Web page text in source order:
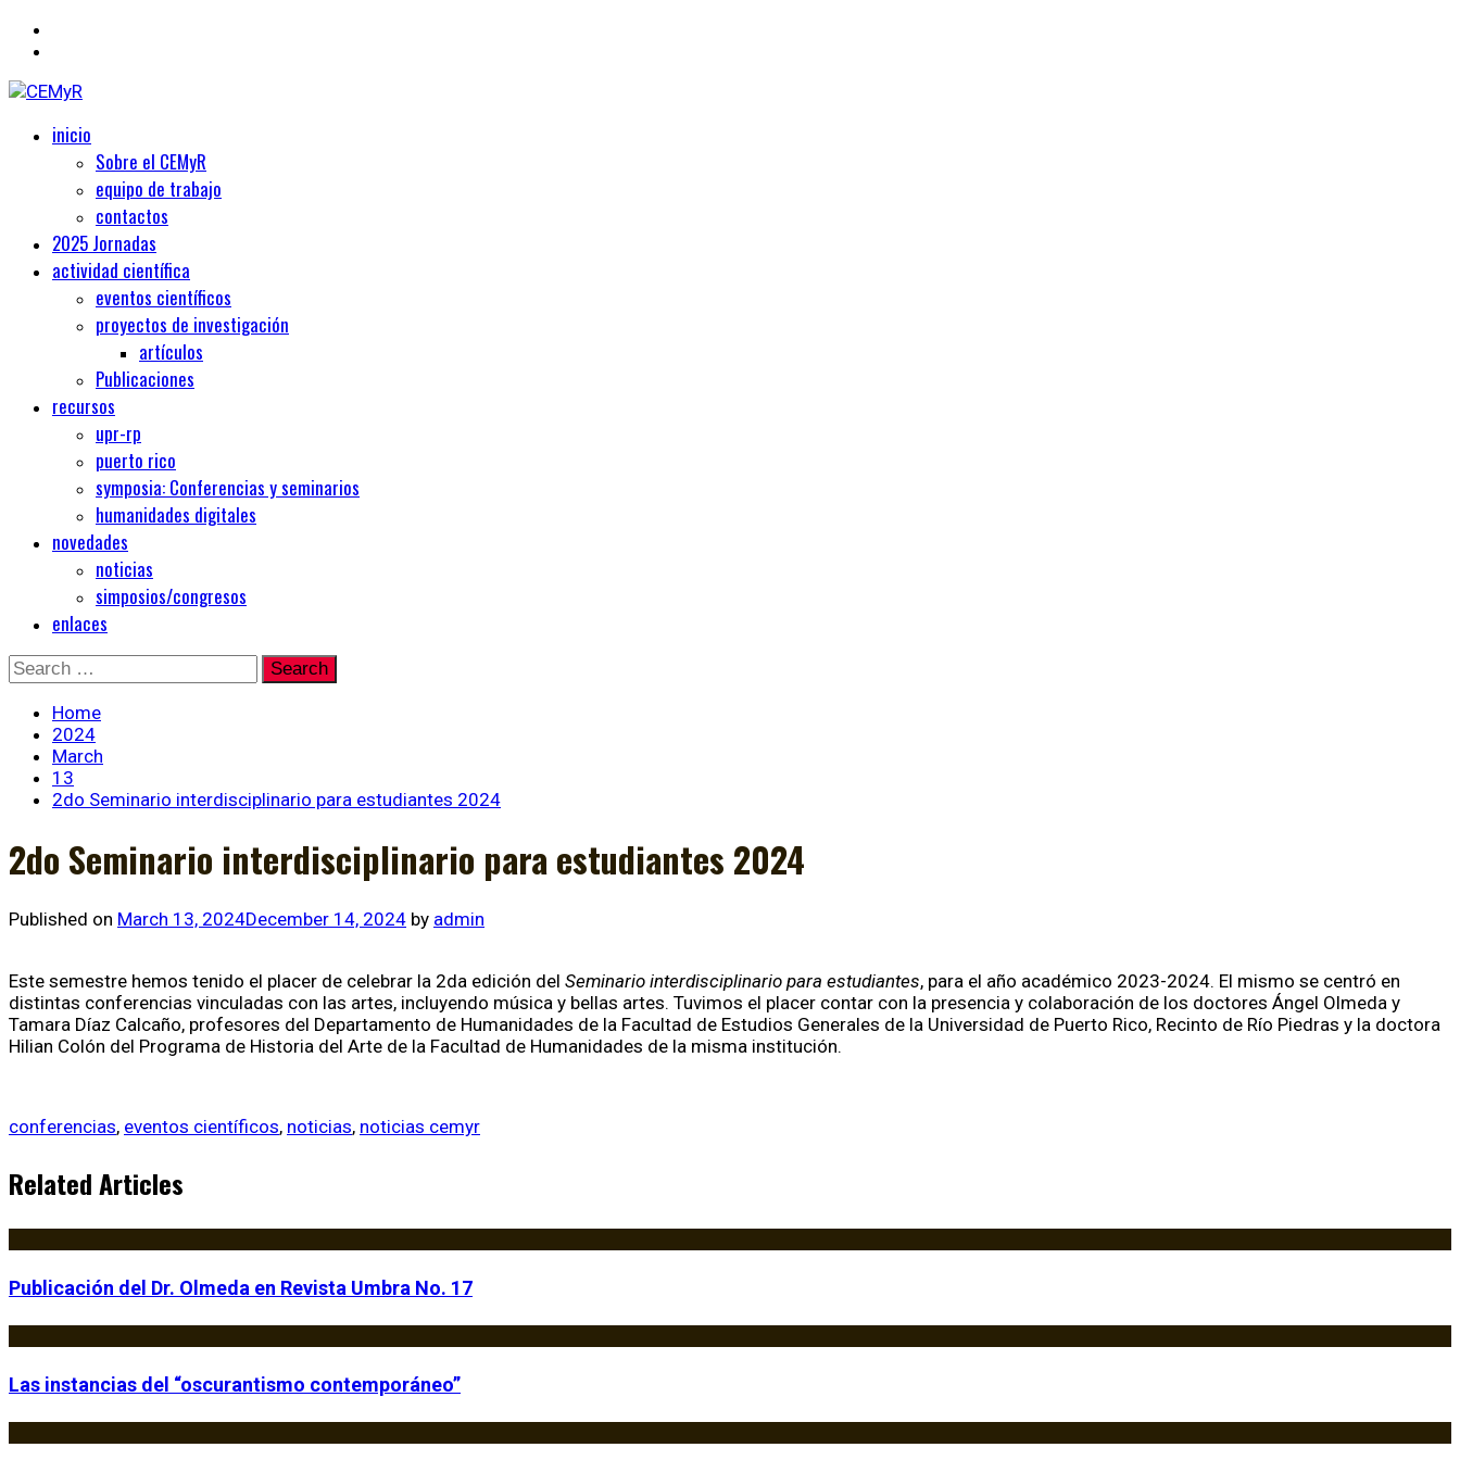
CEMyR
Centro de Estudios Medievales y Renacentistas
Primaryinicio
Sobre el CEMyR
equipo de trabajo
contactos
2025 Jornadas
actividad científica
eventos científicos
proyectos de investigación
artículos
Publicaciones
recursos
upr-rp
puerto rico
symposia: Conferencias y seminarios
humanidades digitales
novedades
noticias
simposios/congresos
enlaces
Skip
to
content
Search
for:
Home
2024
March
13
2do Seminario interdisciplinario para estudiantes 2024
2do Seminario interdisciplinario para estudiantes 2024
Published on March 13, 2024December 14, 2024 by admin
Este semestre hemos tenido el placer de celebrar la 2da edición del Seminario interdisciplinario para estudiantes, para el año académico 2023-2024. El mismo se centró en
distintas conferencias vinculadas con las artes, incluyendo música y bellas artes. Tuvimos el placer contar con la presencia y colaboración de los doctores Ángel Olmeda y
Tamara Díaz Calcaño, profesores del Departamento de Humanidades de la Facultad de Estudios Generales de la Universidad de Puerto Rico, Recinto de Río Piedras y la doctora
Hilian Colón del Programa de Historia del Arte de la Facultad de Humanidades de la misma institución.
conferencias, eventos científicos, noticias, noticias cemyr
Related Articles
Publicación del Dr. Olmeda en Revista Umbra No. 17
Las instancias del “oscurantismo contemporáneo”